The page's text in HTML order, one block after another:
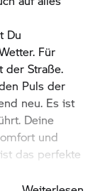
Du
Für
der Straße.
Puls der
neu. Es ist
Deine
und
das perfekte